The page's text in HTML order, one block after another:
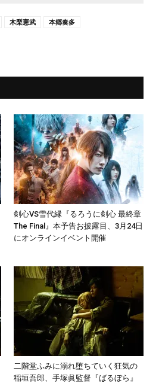
木梨憲武 本郷奏多
剣心VS雪代縁『るろうに剣心 最終章
The Final』本予告お披露目、3月24日
にオンラインイベント開催
二階堂ふみに溺れ堕ちていく狂気の
稲垣吾郎、手塚眞監督『ばるぼら』